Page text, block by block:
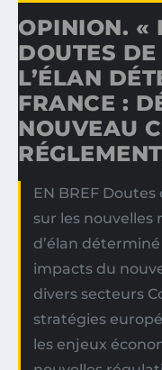
OPINION. «
DOUTES DE
L’ÉLAN
FRANCE :
NOUVEAU
EN BREF Doutes
sur les nouvelles
d’élan
impacts du
divers secteurs
stratégies
les enjeux